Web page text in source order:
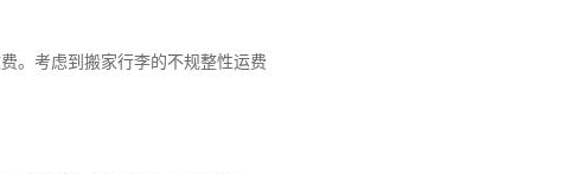
。考虑到搬家行李的不规整性运费